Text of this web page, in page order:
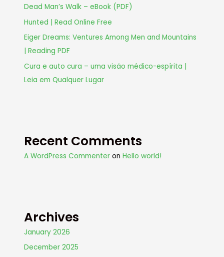
Dead Man’s Walk – eBook (PDF)
Hunted | Read Online Free
Eiger Dreams: Ventures Among Men and Mountains
| Reading PDF
Cura e auto cura – uma visão médico-espírita |
Leia em Qualquer Lugar
Recent Comments
A WordPress Commenter onHello world!
Archives
January 2026
December 2025